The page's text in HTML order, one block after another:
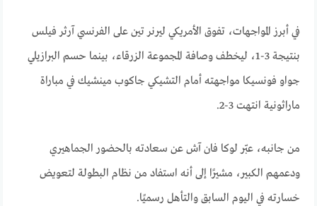
في أبرز المواجهات، تفوق الأمريكي ليرنر تين على الفرنسي آرثر فيلس
بنتيجة 3-1، ليخطف وصافة المجموعة الزرقاء، بينما حسم البرازيلي
جواو فونسيكا مواجهته أمام التشيكي جاكوب مينشيك في مباراة
ماراثونية انتهت 3-2.
من جانبه، عبّر لوكا فان آش عن سعادته بالحضور الجماهيري
ودعمهم الكبير، مشيرًا إلى أنه استفاد من نظام البطولة لتعويض
خسارته في اليوم السابق والتأهل رسميًا.